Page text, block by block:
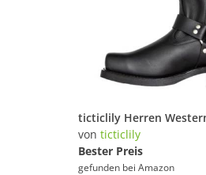
von ticticlily
Bester Preis
gefunden bei Amazon